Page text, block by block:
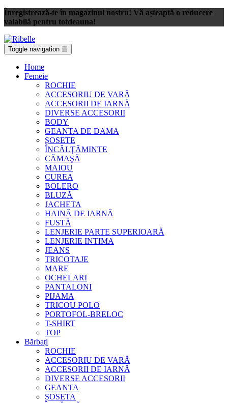
Înregistrează-te în magazinul nostru! Vă așteaptă o reducere
valabilă pentru totdeauna!
Toggle navigation ☰
Home
Femeie
ROCHIE
ACCESORIU DE VARĂ
ACCESORII DE IARNĂ
DIVERSE ACCESORII
BODY
GEANTA DE DAMA
ȘOSETE
ÎNCĂLŢĂMINTE
CĂMAŞĂ
MAIOU
CUREA
BOLERO
BLUZĂ
JACHETA
HAINĂ DE IARNĂ
FUSTĂ
LENJERIE PARTE SUPERIOARĂ
LENJERIE INTIMA
JEANS
TRICOTAJE
MARE
OCHELARI
PANTALONI
PIJAMA
TRICOU POLO
PORTOFOL-BRELOC
T-SHIRT
TOP
Bărbați
ROCHIE
ACCESORIU DE VARĂ
ACCESORII DE IARNĂ
DIVERSE ACCESORII
GEANTA
ȘOSETA